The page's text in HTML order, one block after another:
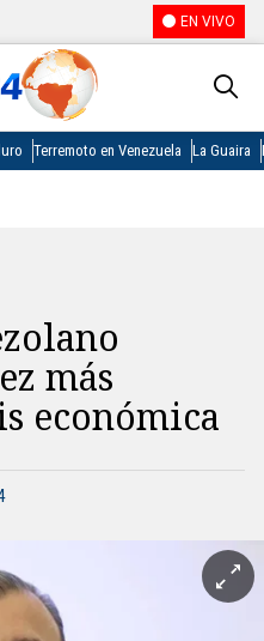
EN VIVO
Terremoto en Venezuela La Guaira
más
económica